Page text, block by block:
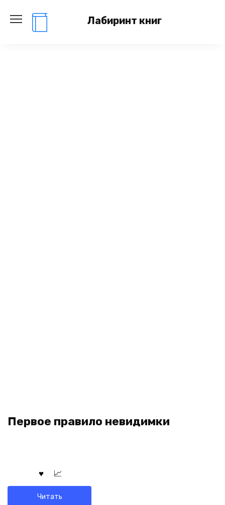
содержанию
Лабиринт книг
Первое правило невидимки
Читать